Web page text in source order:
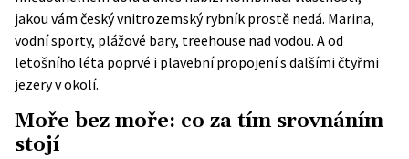
jakou vám český vnitrozemský rybník prostě nedá. Marina,
vodní sporty, plážové bary, treehouse nad vodou. A od
letošního léta poprvé i plavební propojení s dalšími čtyřmi
jezery v okolí.
Moře bez moře: co za tím srovnáním
stojí